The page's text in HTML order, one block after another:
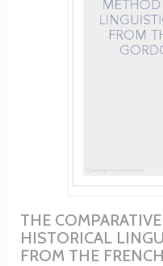
THE
HISTORICAL
FROM THE